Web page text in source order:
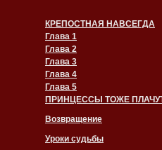
КРЕПОСТНАЯ НАВСЕГДА
Глава 1
Глава 2
Глава 3
Глава 4
Глава 5
ПРИНЦЕССЫ ТОЖЕ
Возвращение
Уроки судьбы